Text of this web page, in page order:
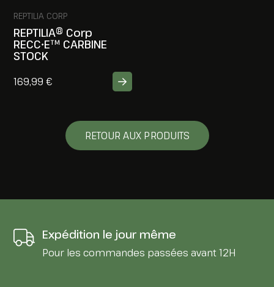
REPTILIA CORP
REPTILIA® Corp
RECC•E™ CARBINE
STOCK
169,99€
RETOUR AUX PRODUITS
Expédition le jour même
Pour les commandes passées avant 12H